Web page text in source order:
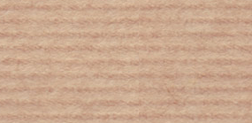
νεκρός από
σε ανεμογεννήτρια
Ρωσία την εισαγωγή